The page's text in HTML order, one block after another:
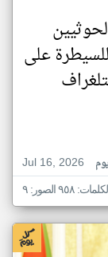
على
Jul 16, 2026
٩٥٨ الصور: ٩